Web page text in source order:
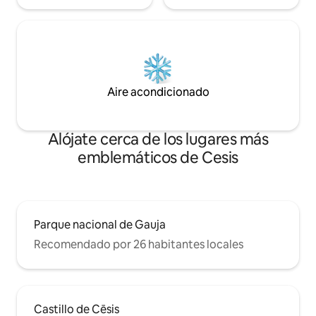
Aire acondicionado
Alójate cerca de los lugares más
emblemáticos de Cesis
Parque nacional de Gauja
Recomendado por 26 habitantes locales
Castillo de Cēsis